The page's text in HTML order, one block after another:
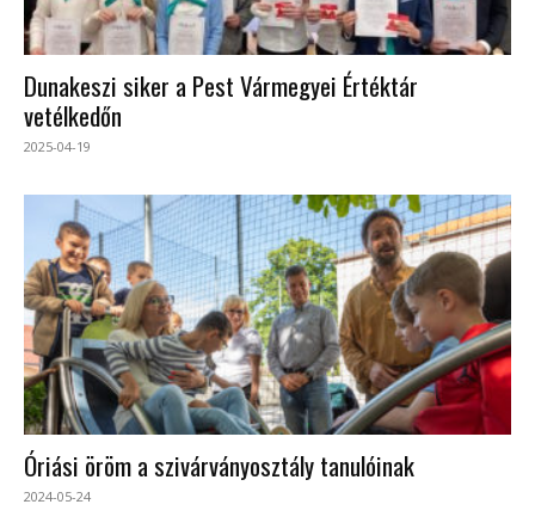
Dunakeszi siker a Pest Vármegyei Értéktár
vetélkedőn
2025-04-19
Óriási öröm a szivárványosztály tanulóinak
2024-05-24